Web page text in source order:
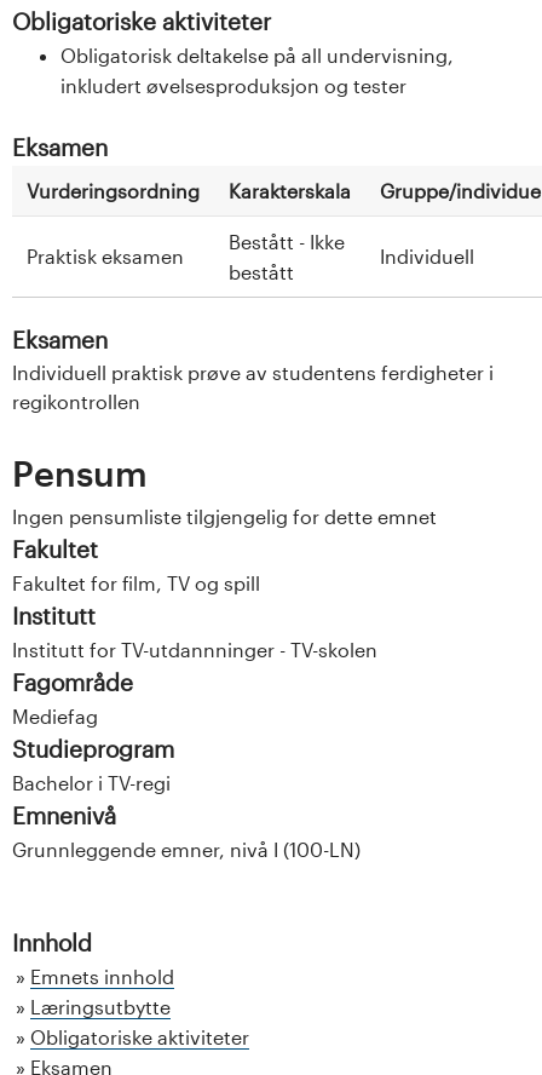
Obligatoriske aktiviteter
Obligatorisk deltakelse på all undervisning,
inkludert øvelsesproduksjon og tester
Eksamen
Vurderingsordning Karakterskala Gruppe/
Praktisk eksamen
Bestått - Ikke
bestått
Individuell
Eksamen
Individuell praktisk prøve av studentens ferdigheter i
regikontrollen
Pensum
Ingen pensumliste tilgjengelig for dette emnet
Fakultet
Fakultet for film, TV og spill
Institutt
Institutt for TV-utdannninger - TV-skolen
Fagområde
Mediefag
Studieprogram
Bachelor i TV-regi
Emnenivå
Grunnleggende emner, nivå I (100-LN)
Innhold
Emnets innhold
Læringsutbytte
Obligatoriske aktiviteter
Eksamen